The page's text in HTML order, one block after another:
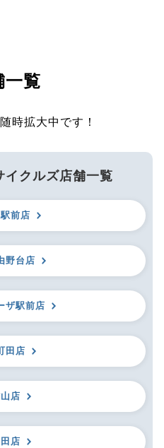
一覧
時拡大中です！
イクルズ店舗一覧
前店
野台店
ザ駅前店
田店
店
店